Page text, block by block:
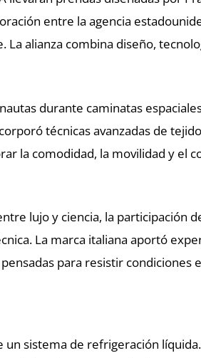
entre la agencia
La alianza combina diseño,
durante caminatas
técnicas avanzadas de
la comodidad, la movilidad y el
lujo y ciencia, la participación
La marca italiana aportó
para resistir condiciones
un sistema de refrigeración